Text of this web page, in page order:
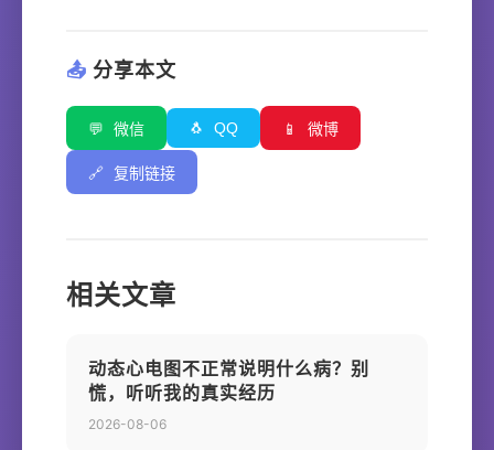
📤 分享本文
💬 微信 🐧 QQ 📱 微博
🔗 复制链接
相关文章
动态心电图不正常说明什么病？别
慌，听听我的真实经历
2026-08-06